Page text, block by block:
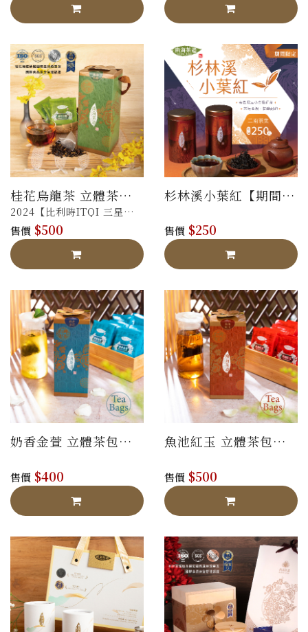
桂花烏龍茶 立體茶包
禮盒
2024【比利時ITQI 三星】
【法國AVPA 銀
牌】，
榮獲獲國際認證，風味值得
售價 $500
杉林溪小葉紅【期間限
售價 $250
奶香金萱 立體茶包禮
售價 $400
魚池紅玉 立體茶包禮
售價 $500